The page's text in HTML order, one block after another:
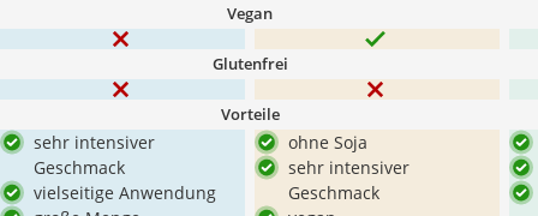
Vegan
Glutenfrei
Vorteile
sehr intensiver
Geschmack
vielseitige Anwendung
ohne Soja
sehr intensiver
Geschmack